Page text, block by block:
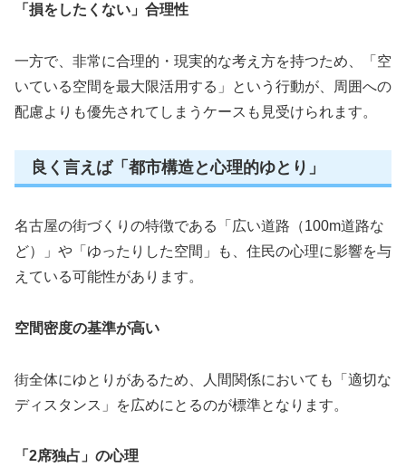
「損をしたくない」合理性
一方で、非常に合理的・現実的な考え方を持つため、「空
いている空間を最大限活用する」という行動が、周囲への
配慮よりも優先されてしまうケースも見受けられます。
良く言えば「都市構造と心理的ゆとり」
名古屋の街づくりの特徴である「広い道路（100m道路な
ど）」や「ゆったりした空間」も、住民の心理に影響を与
えている可能性があります。
空間密度の基準が高い
街全体にゆとりがあるため、人間関係においても「適切な
ディスタンス」を広めにとるのが標準となります。
「2席独占」の心理